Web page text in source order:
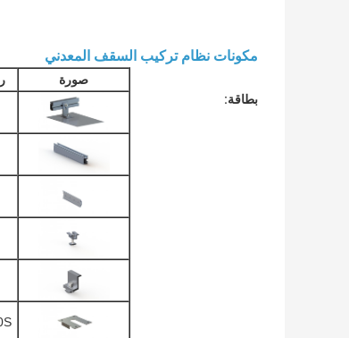
مكونات نظام تركيب السقف المعدني
صورة
بطاقة: